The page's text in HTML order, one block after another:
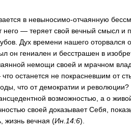
в невыносимо-отчаянную
него — теряет свой вечный смысл и
Дух времени нашего оторвался
он гениален и бесстрашен в
немощи своей и мрачном
останется не покрасневшим от
что от демократии и
возможностью, а о
своей доказывает Себя,
жизнь вечная (Ин.14:6).